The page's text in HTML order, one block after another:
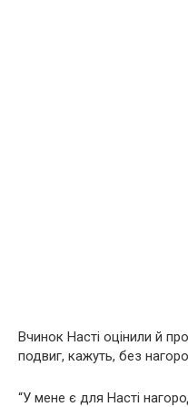
Вчинок Насті оцінили й
подвиг, кажуть, без
“У мене є для Насті